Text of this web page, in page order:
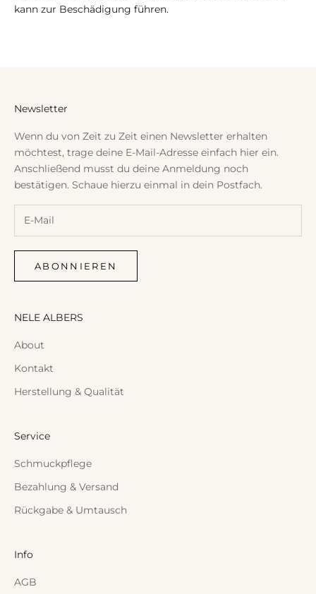
kann zur Beschädigung führen.
Newsletter
Wenn du von Zeit zu Zeit einen Newsletter erhalten
möchtest, trage deine E-Mail-Adresse einfach hier ein.
Anschließend musst du deine Anmeldung noch
bestätigen. Schaue hierzu einmal in dein Postfach.
ABONNIEREN
NELE ALBERS
About
Kontakt
Herstellung & Qualität
Service
Schmuckpflege
Bezahlung & Versand
Rückgabe & Umtausch
Info
AGB